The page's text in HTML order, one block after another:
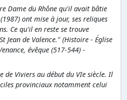
Dame du Rhône qu'il avait bâtie
ont mise à jour, ses reliques
Ce qu'il en reste se trouve
Jean de Valence." (Histoire - Église
évêque (517-544) -
de Viviers au début du VIe siècle. Il
provinciaux notamment celui